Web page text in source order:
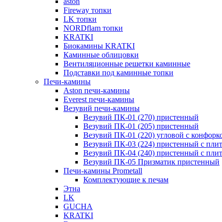
Fireway топки
LK топки
NORDflam топки
KRATKI
Биокамины KRATKI
Каминные облицовки
Вентиляционные решетки каминные
Подставки под каминные топки
Печи-камины
Aston печи-камины
Everest печи-камины
Везувий печи-камины
Везувий ПК-01 (270) пристенный
Везувий ПК-01 (205) пристенный
Везувий ПК-01 (220) угловой с
Везувий ПК-03 (224) пристенный с
Везувий ПК-04 (240) пристенный с
Везувий ПК-05 Призматик пристенный
Печи-камины Prometall
Комплектующие к печам
Этна
LK
GUCHA
KRATKI